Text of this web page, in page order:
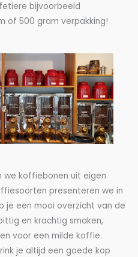
bijvoorbeeld
of 500 gram verpakking!
we koffiebonen uit eigen
presenteren we in
je een mooi overzicht van de
en krachtig smaken,
voor een milde koffie.
je altijd een goede kop